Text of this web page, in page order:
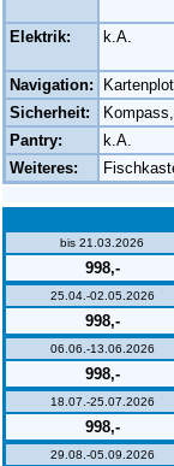
Elektrik: k.A.
Navigation:
Sicherheit:
Pantry:
k.A.
Weiteres:
bis 21.03.2026
998,-
25.04.-02.05.2026
998,-
06.06.-13.06.2026
998,-
18.07.-25.07.2026
998,-
29.08.-05.09.2026